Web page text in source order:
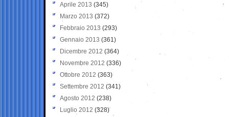
Aprile 2013 (345)
Marzo 2013 (372)
Febbraio 2013 (293)
Gennaio 2013 (361)
Dicembre 2012 (364)
Novembre 2012 (336)
Ottobre 2012 (363)
Settembre 2012 (341)
Agosto 2012 (238)
Luglio 2012 (328)